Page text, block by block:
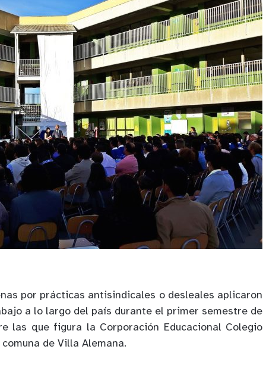
por prácticas antisindicales o desleales aplicaron
a lo largo del país durante el primer semestre de
las que figura la Corporación Educacional Colegio
de Villa Alemana.